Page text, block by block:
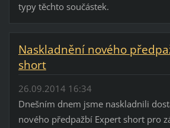
typy těchto součástek.
Naskladnění nového
short
26.09.2014 16:34
Dnešním dnem jsme naskladnili
nového předpažbí Expert short pro